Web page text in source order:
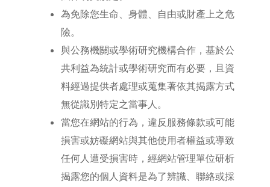
為免除您生命、身體、自由或財產上之危
險。
與公務機關或學術研究機構合作，基於公
共利益為統計或學術研究而有必要，且資
料經過提供者處理或蒐集著依其揭露方式
無從識別特定之當事人。
當您在網站的行為，違反服務條款或可能
損害或妨礙網站與其他使用者權益或導致
任何人遭受損害時，經網站管理單位研析
揭露您的個人資料是為了辨識、聯絡或採